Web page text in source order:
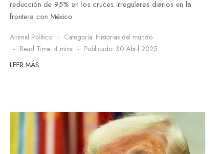
reducción de 95% en los cruces irregulares diarios en la
frontera con México.
Animal Político Categoría: Historias del mundo
Read Time: 4 mins
Publicado: 30 Abril 2025
LEER MÁS…